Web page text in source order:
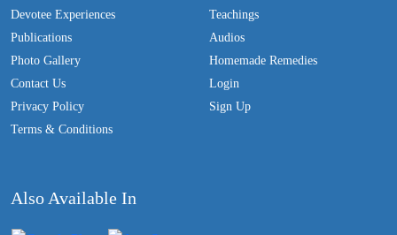
Devotee Experiences
Publications
Photo Gallery
Contact Us
Privacy Policy
Terms & Conditions
Teachings
Audios
Homemade Remedies
Login
Sign Up
Also Available In